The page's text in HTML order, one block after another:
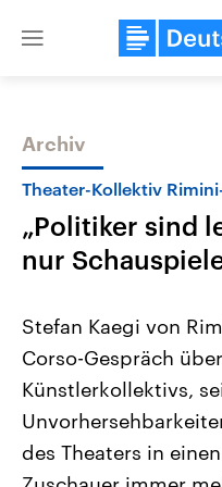
Close
Themen
Landtagswahl Sachsen-
2026
Alle Informationen
Sachsen-Anhalt wählt am
September 2026 einen
Landtag. Seit 2021 wird das
Bundesland von einer
Archiv
Theater-Kollektiv
„Politiker sind
nur
Stefan Kaegi von
Corso-Gespräch
Künstlerkollektivs,
des Theaters in